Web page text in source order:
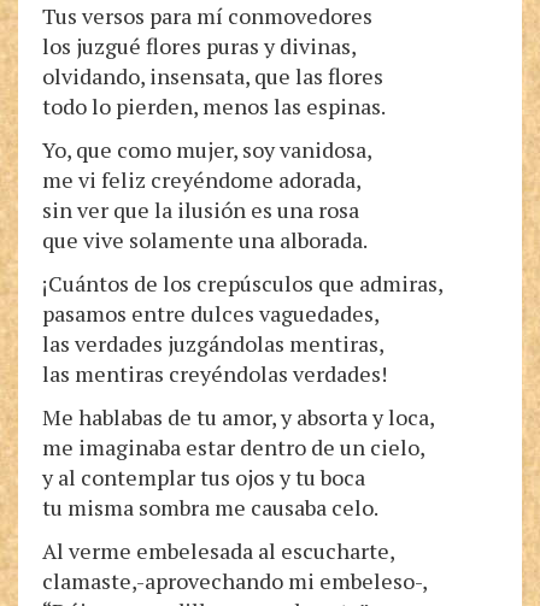
Tus versos para mí conmovedores
los juzgué flores puras y divinas,
olvidando, insensata, que las flores
todo lo pierden, menos las espinas.
Yo, que como mujer, soy vanidosa,
me vi feliz creyéndome adorada,
sin ver que la ilusión es una rosa
que vive solamente una alborada.
¡Cuántos de los crepúsculos que admiras,
pasamos entre dulces vaguedades,
las verdades juzgándolas mentiras,
las mentiras creyéndolas verdades!
Me hablabas de tu amor, y absorta y loca,
me imaginaba estar dentro de un cielo,
y al contemplar tus ojos y tu boca
tu misma sombra me causaba celo.
Al verme embelesada al escucharte,
clamaste,-aprovechando mi embeleso-,